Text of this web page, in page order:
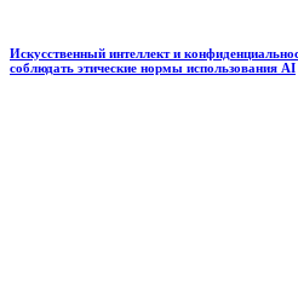
Искусственный интеллект и
соблюдать этические нормы использования AI